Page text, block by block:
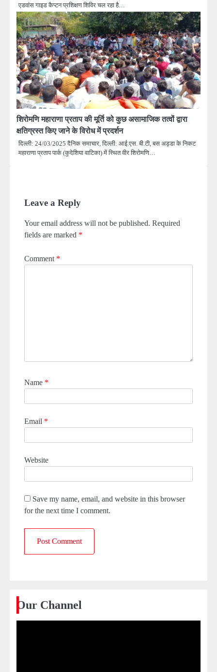
एडवांस गाइड कैप्टन प्रशिक्षण शिविर चल रहा है…
शिरोमणि महाराणा प्रताप की मूर्ति को कुछ असामाजिक तत्वों द्वारा
क्षतिग्रस्त किए जाने के विरोध में प्रदर्शन
दिल्ली: 24/03/2025 दैनिक समाचार, दिल्ली: आई.एस. बी.टी, बस अड्डा के निकट
महाराणा प्रताप पार्क (कुदेशिया वाटिका) में स्थित वीर शिरोमणि…
Leave a Reply
Your email address will not be published. Required
fields are marked *
Comment *
Name *
Email *
Website
Save my name, email, and website in this browser
for the next time I comment.
Our Channel